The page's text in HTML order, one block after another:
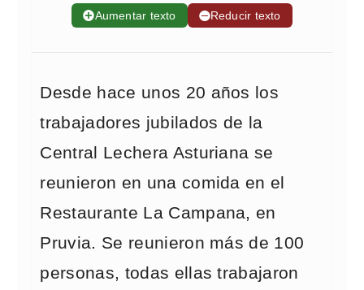
➕Aumentar texto ➖Reducir texto
Desde hace unos 20 años los
trabajadores jubilados de la
Central Lechera Asturiana se
reunieron en una comida en el
Restaurante La Campana, en
Pruvia. Se reunieron más de 100
personas, todas ellas trabajaron